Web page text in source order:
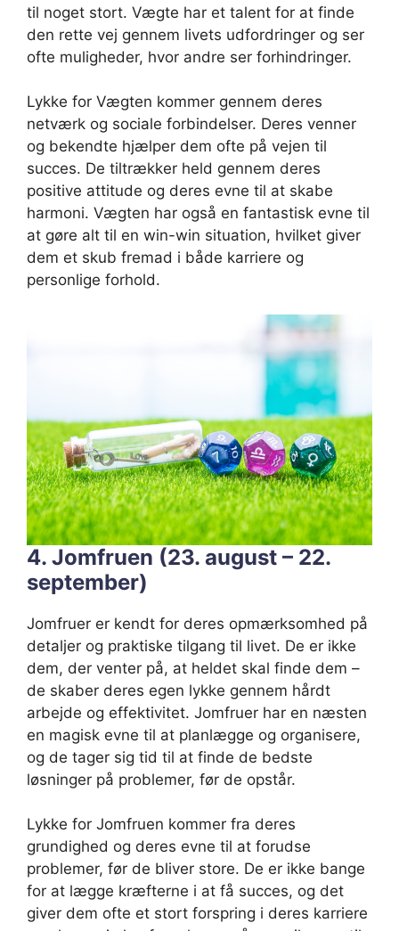
til noget stort. Vægte har et talent for at finde
den rette vej gennem livets udfordringer og ser
ofte muligheder, hvor andre ser forhindringer.
Lykke for Vægten kommer gennem deres
netværk og sociale forbindelser. Deres venner
og bekendte hjælper dem ofte på vejen til
succes. De tiltrækker held gennem deres
positive attitude og deres evne til at skabe
harmoni. Vægten har også en fantastisk evne til
at gøre alt til en win-win situation, hvilket giver
dem et skub fremad i både karriere og
personlige forhold.
4. Jomfruen (23. august – 22.
september)
Jomfruer er kendt for deres opmærksomhed på
detaljer og praktiske tilgang til livet. De er ikke
dem, der venter på, at heldet skal finde dem –
de skaber deres egen lykke gennem hårdt
arbejde og effektivitet. Jomfruer har en næsten
en magisk evne til at planlægge og organisere,
og de tager sig tid til at finde de bedste
løsninger på problemer, før de opstår.
Lykke for Jomfruen kommer fra deres
grundighed og deres evne til at forudse
problemer, før de bliver store. De er ikke bange
for at lægge kræfterne i at få succes, og det
giver dem ofte et stort forspring i deres karriere